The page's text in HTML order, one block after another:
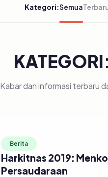
Kategori:Semua
Kabar dan informasi terbaru
Berita
Harkitnas 2019:
Persaudaraan